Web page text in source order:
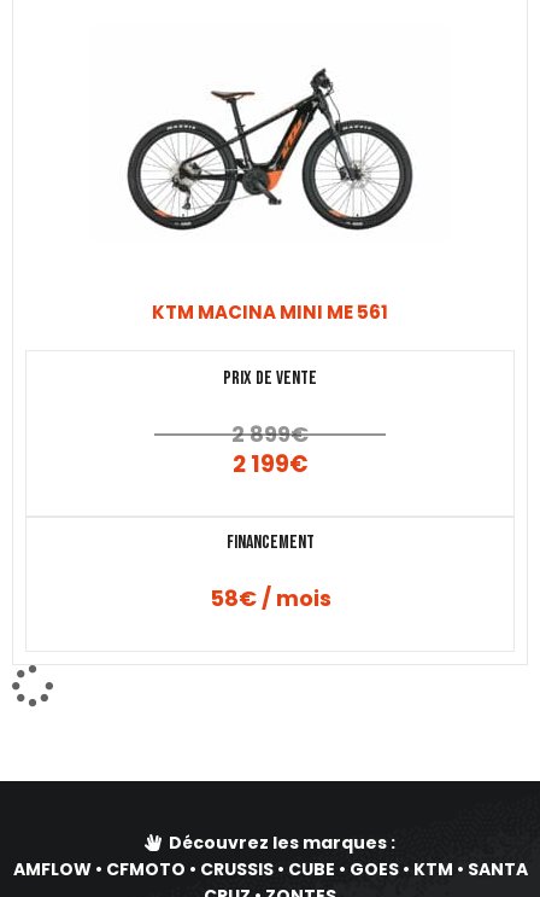
KTM MACINA MINI ME 561
Prix de vente
2 899€
2 199€
Financement
58€ / mois
Découvrez les marques :
AMFLOW• CFMOTO • CRUSSIS• CUBE • GOES• KTM • SANTA